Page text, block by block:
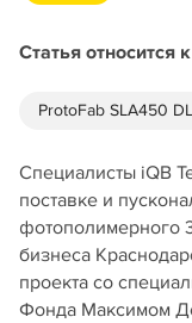
Статья относится
ProtoFab SLA450
Специалисты iQB
поставке и
фотополимерного
бизнеса
проекта со
Фонда Максимом